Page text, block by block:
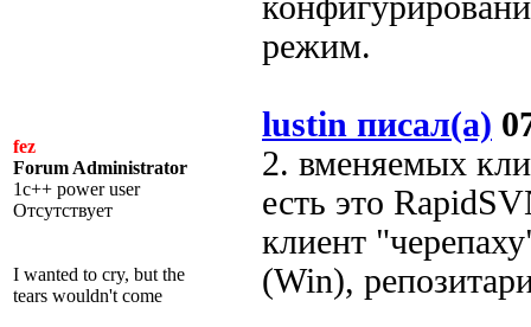
fez
Forum Administrator
1c++ power user
Отсутствует
I wanted to cry, but the
tears wouldn't come
режим.
lustin писал(а)
2. вменяемых
есть это
клиент
(Win),